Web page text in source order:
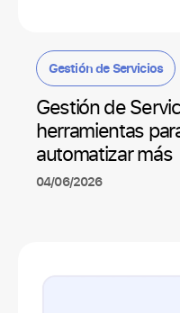
Gestión de Servicios
Gestión de
herramientas
automatizar más
04/06/2026